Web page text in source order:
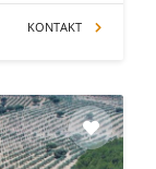
KONTAKT